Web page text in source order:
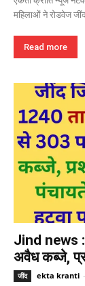
महिलाओं ने रोडवेज
Read more
Jind news :
अवैध कब्जे,
जींद ekta kranti -